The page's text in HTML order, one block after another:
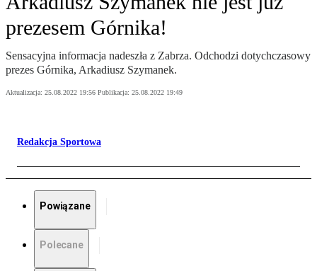
prezesem Górnika!
Sensacyjna informacja nadeszła z Zabrza. Odchodzi dotychczasowy
prezes Górnika, Arkadiusz Szymanek.
Aktualizacja: 25.08.2022 19:56 Publikacja: 25.08.2022 19:49
Redakcja Sportowa
Powiązane
Polecane